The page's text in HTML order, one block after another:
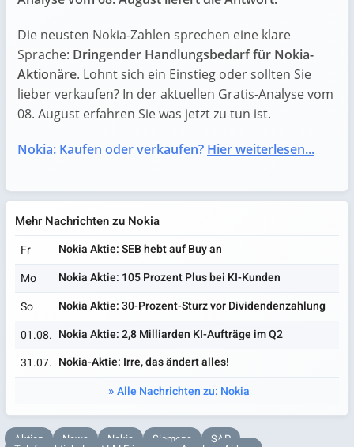
Die neusten Nokia-Zahlen sprechen eine klare
Sprache: Dringender Handlungsbedarf für Nokia-
Aktionäre. Lohnt sich ein Einstieg oder sollten Sie
lieber verkaufen? In der aktuellen Gratis-Analyse vom
08. August erfahren Sie was jetzt zu tun ist.
Nokia: Kaufen oder verkaufen? Hier weiterlesen...
Mehr Nachrichten zu Nokia
Fr
Nokia Aktie: SEB hebt auf Buy an
Mo
Nokia Aktie: 105 Prozent Plus bei KI-Kunden
So
Nokia Aktie: 30-Prozent-Sturz vor Dividendenzahlung
01.08. Nokia Aktie: 2,8 Milliarden KI-Aufträge im Q2
31.07. Nokia-Aktie: Irre, das ändert alles!
Alle Nachrichten zu: Nokia
Aktien News Nokia Siemens SAP